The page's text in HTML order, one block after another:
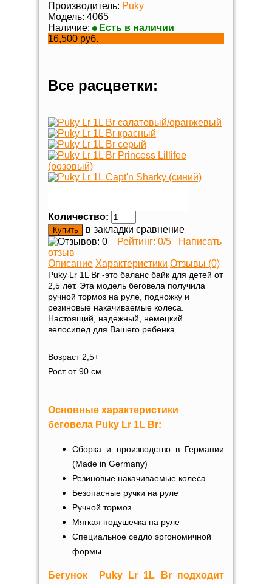
Производитель: Puky
Модель: 4065
Наличие:
Есть в наличии
16,500 руб.
Все расцветки:
Количество:
в закладки сравнение
Рейтинг: 0/5
Написать
отзыв
Описание Характеристики Отзывы (0)
Puky Lr 1L Br -это баланс байк для детей от
2,5 лет. Эта модель беговела получила
ручной тормоз на руле, подножку и
резиновые накачиваемые колеса.
Настоящий, надежный, немецкий
велосипед для Вашего ребенка.
Возраст 2,5+
Рост от 90 см
Основные характеристики
беговела Puky Lr 1L Br:
Сборка и производство в Германии
(Made in Germany)
Резиновые накачиваемые колеса
Безопасные ручки на руле
Ручной тормоз
Мягкая подушечка на руле
Специальное седло эргономичной
формы
Бегунок Puky Lr 1L Br подходит